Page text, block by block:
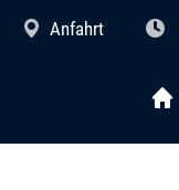
Anfahrt